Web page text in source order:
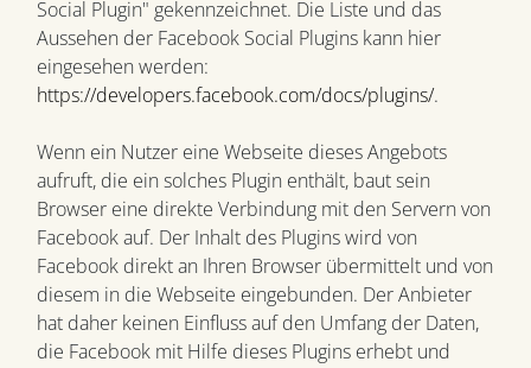
Social Plugin" gekennzeichnet. Die Liste und das
Aussehen der Facebook Social Plugins kann hier
eingesehen werden:
https://developers.facebook.com/docs/plugins/.
Wenn ein Nutzer eine Webseite dieses Angebots
aufruft, die ein solches Plugin enthält, baut sein
Browser eine direkte Verbindung mit den Servern von
Facebook auf. Der Inhalt des Plugins wird von
Facebook direkt an Ihren Browser übermittelt und von
diesem in die Webseite eingebunden. Der Anbieter
hat daher keinen Einfluss auf den Umfang der Daten,
die Facebook mit Hilfe dieses Plugins erhebt und